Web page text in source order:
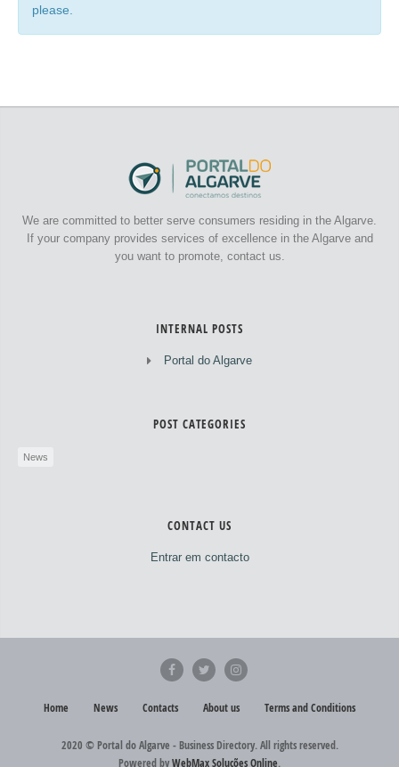
please.
We are committed to better serve consumers residing in the Algarve.
If your company provides services of excellence in the Algarve and
you want to promote, contact us.
INTERNAL POSTS
Portal do Algarve
POST CATEGORIES
News
CONTACT US
Entrar em contacto
Home News Contacts About us Terms and Conditions
2020 © Portal do Algarve - Business Directory. All rights reserved.
Powered byWebMax Soluções Online.